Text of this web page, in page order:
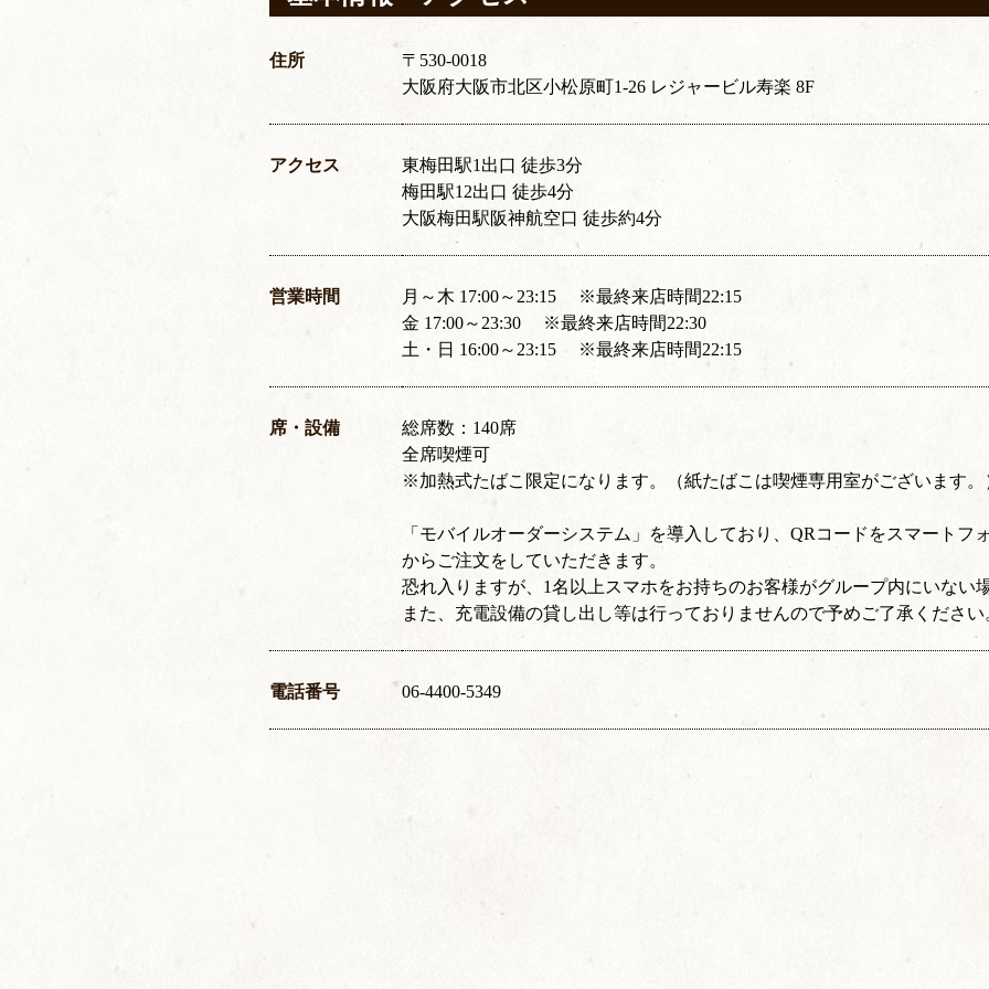
住所
〒530-0018
大阪府大阪市北区小松原町1-26 レジャービル寿楽 8F
アクセス
東梅田駅1出口 徒歩3分
梅田駅12出口 徒歩4分
大阪梅田駅阪神航空口 徒歩約4分
営業時間
月～木 17:00～23:15 ※最終来店時間22:15
金 17:00～23:30 ※最終来店時間22:30
土・日 16:00～23:15 ※最終来店時間22:15
席・設備
総席数：140席
全席喫煙可
※加熱式たばこ限定になります。（紙たばこは喫煙専用室がございます。
「モバイルオーダーシステム」を導入しており、QRコードをスマートフ
からご注文をしていただきます。
恐れ入りますが、1名以上スマホをお持ちのお客様がグループ内にいない
また、充電設備の貸し出し等は行っておりませんので予めご了承ください
電話番号 06-4400-5349